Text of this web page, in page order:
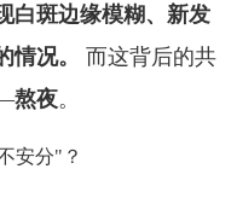
白斑边缘模糊、新发
况。
而这背后的共
熬夜。
安分"？